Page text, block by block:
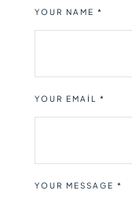
YOUR MESSAGE *
YOUR NAME *
YOUR EMAIL *